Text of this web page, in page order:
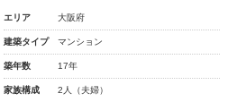
エリア 大阪府
建築タイプ マンション
築年数 17年
家族構成 2人（夫婦）